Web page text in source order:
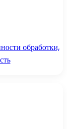
обработки,